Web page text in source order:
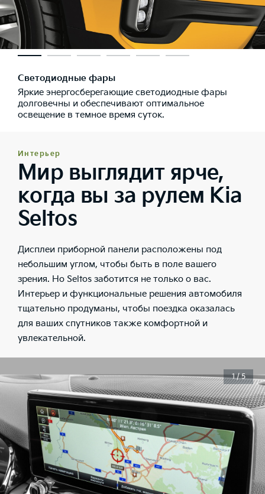
Светодиодные фары
Яркие энергосберегающие светодиодные фары
долговечны и обеспечивают оптимальное
освещение в темное время суток.
Интерьер
Мир выглядит ярче,
когда вы за рулем Kia
Seltos
Дисплеи приборной панели расположены под
небольшим углом, чтобы быть в поле вашего
зрения. Но Seltos заботится не только о вас.
Интерьер и функциональные решения автомобиля
тщательно продуманы, чтобы поездка оказалась
для ваших спутников также комфортной и
увлекательной.
1 / 5